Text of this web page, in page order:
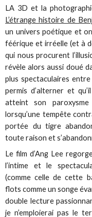
LA 3D et la
L’étrange histoire de
un univers poétique et
féérique et irréelle (et à
qui nous procurent
révèle alors aussi doué
plus spectaculaires
permis d’alterner et
atteint son
lorsqu’une tempête
portée du tigre
toute raison et
Le film d’Ang Lee
l’intime et le
(comme celle de cette
flots comme un songe
double lecture
je n’emploierai pas le